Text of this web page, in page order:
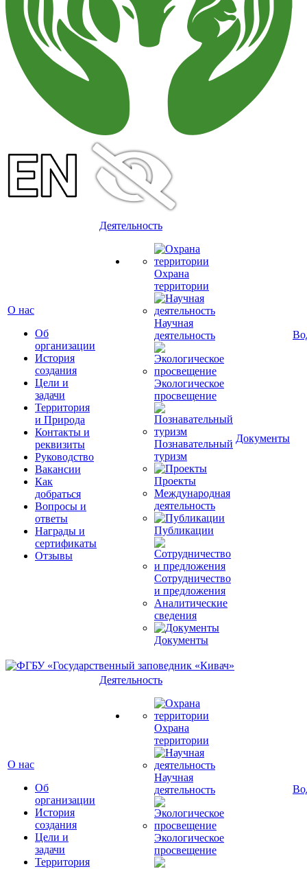
О нас
Об
организации
История
создания
Цели и
задачи
Территория
и Природа
Контакты и
реквизиты
Руководство
Вакансии
Как
добраться
Вопросы и
ответы
Награды и
сертификаты
Отзывы
Деятельность
Охрана
территории
Научная
деятельность
Экологическое
просвещение
Познавательный
туризм
Проекты
Международная
деятельность
Публикации
Сотрудничество
и предложения
Аналитические
сведения
Документы
Документы
О нас
Об
организации
История
создания
Цели и
задачи
Территория
Деятельность
Охрана
территории
Научная
деятельность
Экологическое
просвещение